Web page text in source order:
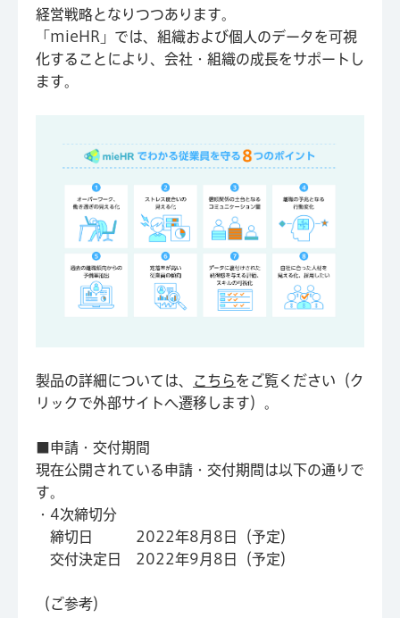
経営戦略となりつつあります。
「mieHR」では、組織および個人のデータを可視
化することにより、会社・組織の成長をサポートし
ます。
製品の詳細については、 こちらをご覧ください（ク
リックで外部サイトへ遷移します）。
■申請・交付期間
現在公開されている申請・交付期間は以下の通りで
す。
・4次締切分
締切日 2022年8月8日（予定）
交付決定日 2022年9月8日（予定）
（ご参考）